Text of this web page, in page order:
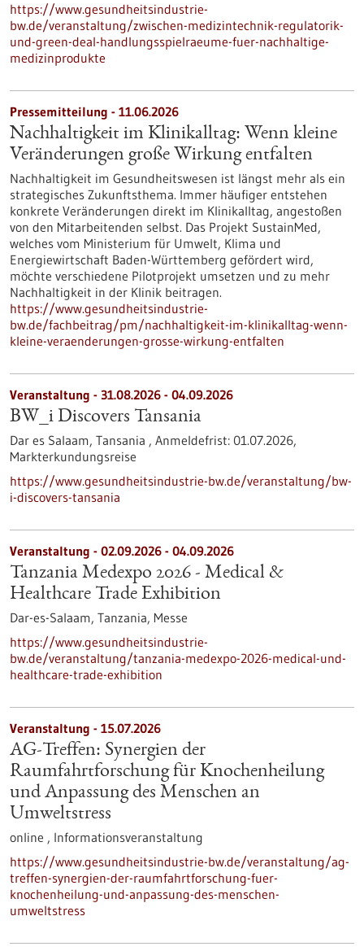
https://www.gesundheitsindustrie-
bw.de/veranstaltung/zwischen-medizintechnik-regulatorik-
und-green-deal-handlungsspielraeume-fuer-nachhaltige-
medizinprodukte
Pressemitteilung - 11.06.2026
Nachhaltigkeit im Klinikalltag: Wenn kleine
Veränderungen große Wirkung entfalten
Nachhaltigkeit im Gesundheitswesen ist längst mehr als ein
strategisches Zukunftsthema. Immer häufiger entstehen
konkrete Veränderungen direkt im Klinikalltag, angestoßen
von den Mitarbeitenden selbst. Das Projekt SustainMed,
welches vom Ministerium für Umwelt, Klima und
Energiewirtschaft Baden-Württemberg gefördert wird,
möchte verschiedene Pilotprojekt umsetzen und zu mehr
Nachhaltigkeit in der Klinik beitragen.
https://www.gesundheitsindustrie-
bw.de/fachbeitrag/pm/nachhaltigkeit-im-klinikalltag-wenn-
kleine-veraenderungen-grosse-wirkung-entfalten
Veranstaltung - 31.08.2026 - 04.09.2026
BW_i Discovers Tansania
Dar es Salaam, Tansania , Anmeldefrist: 01.07.2026,
Markterkundungsreise
https://www.gesundheitsindustrie-bw.de/veranstaltung/bw-
i-discovers-tansania
Veranstaltung - 02.09.2026 - 04.09.2026
Tanzania Medexpo 2026 - Medical &
Healthcare Trade Exhibition
Dar-es-Salaam, Tanzania, Messe
https://www.gesundheitsindustrie-
bw.de/veranstaltung/tanzania-medexpo-2026-medical-und-
healthcare-trade-exhibition
Veranstaltung - 15.07.2026
AG-Treffen: Synergien der
Raumfahrtforschung für Knochenheilung
und Anpassung des Menschen an
Umweltstress
online , Informationsveranstaltung
https://www.gesundheitsindustrie-bw.de/veranstaltung/ag-
treffen-synergien-der-raumfahrtforschung-fuer-
knochenheilung-und-anpassung-des-menschen-
umweltstress